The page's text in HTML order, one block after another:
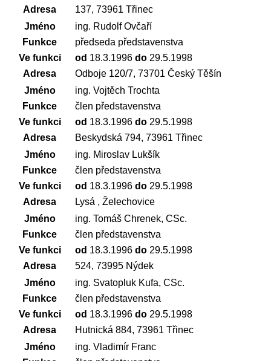
Adresa
137, 73961 Třinec
Jméno
ing. Rudolf Ovčaří
Funkce
předseda představenstva
Ve funkci
od 18.3.1996 do29.5.1998
Adresa
Odboje 120/7, 73701 Český Těšín
Jméno
ing. Vojtěch Trochta
Funkce
člen představenstva
Ve funkci
od 18.3.1996 do29.5.1998
Adresa
Beskydská 794, 73961 Třinec
Jméno
ing. Miroslav Lukšík
Funkce
člen představenstva
Ve funkci
od 18.3.1996 do29.5.1998
Adresa
Lysá , Želechovice
Jméno
ing. Tomáš Chrenek, CSc.
Funkce
člen představenstva
Ve funkci
od 18.3.1996 do29.5.1998
Adresa
524, 73995 Nýdek
Jméno
ing. Svatopluk Kufa, CSc.
Funkce
člen představenstva
Ve funkci
od 18.3.1996 do29.5.1998
Adresa
Hutnická 884, 73961 Třinec
Jméno
ing. Vladimír Franc